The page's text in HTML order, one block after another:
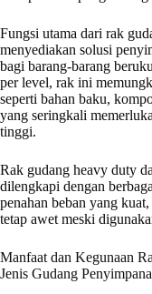
Fungsi utama dari rak
menyediakan solusi
bagi barang-barang
per level, rak ini
seperti bahan baku,
yang seringkali
tinggi.
Rak gudang heavy duty
dilengkapi dengan
penahan beban yang
tetap awet meski
Manfaat dan Kegunaan
Jenis Gudang